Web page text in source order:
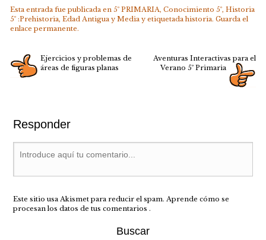
Esta entrada fue publicada en 5º PRIMARIA, Conocimiento 5º, Historia
5º :Prehistoria, Edad Antigua y Mediay etiquetada historia. Guarda el
enlace permanente.
Ejercicios y problemas de
áreas de figuras planas
Aventuras Interactivas para el
Verano 5º Primaria
Responder
Este sitio usa Akismet para reducir el spam. Aprende cómo se
procesan los datos de tus comentarios .
Buscar